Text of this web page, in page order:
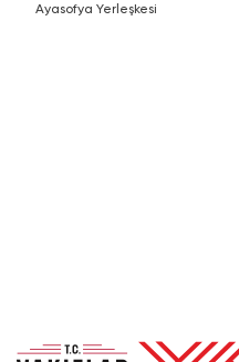
Ayasofya Yerleşkesi